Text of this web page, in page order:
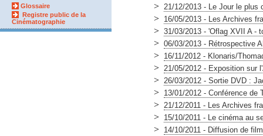
Glossaire
Registre public de la
Cinématographie
> 21/12/2013 - Le Jour le plus
> 16/05/2013 - Les Archives
> 31/03/2013 - 'Oflag XVII A -
> 06/03/2013 - Rétrospective
> 16/11/2012 - Klonaris/
> 21/05/2012 - Exposition sur
> 26/03/2012 - Sortie DVD :
> 13/01/2012 - Conférence de
> 21/12/2011 - Les Archives
> 15/10/2011 - Le cinéma au
> 14/10/2011 - Diffusion de